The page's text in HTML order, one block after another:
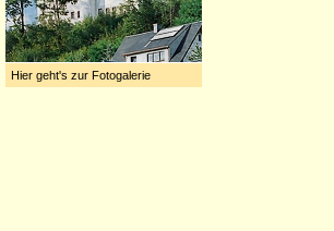
Hier geht's zur Fotogalerie